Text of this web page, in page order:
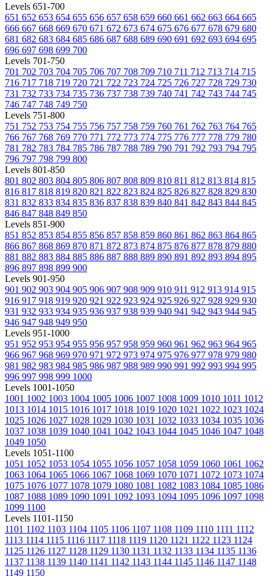
Levels 651-700
651 652 653 654 655 656 657 658 659 660 661 662 663 664 665
666 667 668 669 670 671 672 673 674 675 676 677 678 679 680
681 682 683 684 685 686 687 688 689 690 691 692 693 694 695
696 697 698 699 700
Levels 701-750
701 702 703 704 705 706 707 708 709 710 711 712 713 714 715
716 717 718 719 720 721 722 723 724 725 726 727 728 729 730
731 732 733 734 735 736 737 738 739 740 741 742 743 744 745
746 747 748 749 750
Levels 751-800
751 752 753 754 755 756 757 758 759 760 761 762 763 764 765
766 767 768 769 770 771 772 773 774 775 776 777 778 779 780
781 782 783 784 785 786 787 788 789 790 791 792 793 794 795
796 797 798 799 800
Levels 801-850
801 802 803 804 805 806 807 808 809 810 811 812 813 814 815
816 817 818 819 820 821 822 823 824 825 826 827 828 829 830
831 832 833 834 835 836 837 838 839 840 841 842 843 844 845
846 847 848 849 850
Levels 851-900
851 852 853 854 855 856 857 858 859 860 861 862 863 864 865
866 867 868 869 870 871 872 873 874 875 876 877 878 879 880
881 882 883 884 885 886 887 888 889 890 891 892 893 894 895
896 897 898 899 900
Levels 901-950
901 902 903 904 905 906 907 908 909 910 911 912 913 914 915
916 917 918 919 920 921 922 923 924 925 926 927 928 929 930
931 932 933 934 935 936 937 938 939 940 941 942 943 944 945
946 947 948 949 950
Levels 951-1000
951 952 953 954 955 956 957 958 959 960 961 962 963 964 965
966 967 968 969 970 971 972 973 974 975 976 977 978 979 980
981 982 983 984 985 986 987 988 989 990 991 992 993 994 995
996 997 998 999 1000
Levels 1001-1050
1001 1002 1003 1004 1005 1006 1007 1008 1009 1010 1011 1012
1013 1014 1015 1016 1017 1018 1019 1020 1021 1022 1023 1024
1025 1026 1027 1028 1029 1030 1031 1032 1033 1034 1035 1036
1037 1038 1039 1040 1041 1042 1043 1044 1045 1046 1047 1048
1049 1050
Levels 1051-1100
1051 1052 1053 1054 1055 1056 1057 1058 1059 1060 1061 1062
1063 1064 1065 1066 1067 1068 1069 1070 1071 1072 1073 1074
1075 1076 1077 1078 1079 1080 1081 1082 1083 1084 1085 1086
1087 1088 1089 1090 1091 1092 1093 1094 1095 1096 1097 1098
1099 1100
Levels 1101-1150
1101 1102 1103 1104 1105 1106 1107 1108 1109 1110 1111 1112
1113 1114 1115 1116 1117 1118 1119 1120 1121 1122 1123 1124
1125 1126 1127 1128 1129 1130 1131 1132 1133 1134 1135 1136
1137 1138 1139 1140 1141 1142 1143 1144 1145 1146 1147 1148
1149 1150